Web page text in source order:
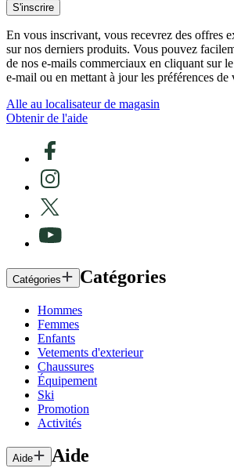
S'inscrire
En vous inscrivant, vous recevrez des offres
sur nos derniers produits. Vous pouvez
de nos e-mails commerciaux en cliquant sur
e-mail ou en mettant à jour les préférences de
Alle au localisateur de magasin
Obtenir de l'aide
Catégories Catégories
Hommes
Femmes
Enfants
Vetements d'exterieur
Chaussures
Équipement
Ski
Promotion
Activités
Aide Aide